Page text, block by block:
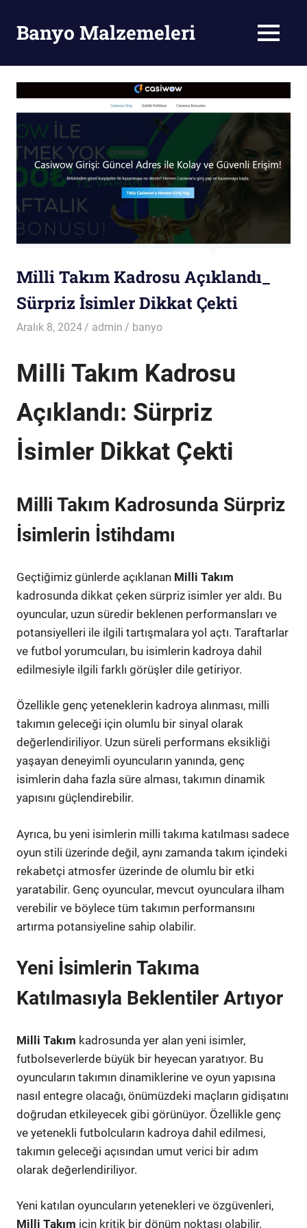
contentBanyo Malzemeleri MENU
Milli Takım Kadrosu Açıklandı_
Sürpriz İsimler Dikkat Çekti
Aralık 8, 2024 admin banyo
Milli Takım Kadrosu
Açıklandı: Sürpriz
İsimler Dikkat Çekti
Milli Takım Kadrosunda Sürpriz
İsimlerin İstihdamı
Geçtiğimiz günlerde açıklanan Milli Takım
kadrosunda dikkat çeken sürpriz isimler yer aldı. Bu
oyuncular, uzun süredir beklenen performansları ve
potansiyelleri ile ilgili tartışmalara yol açtı. Taraftarlar
ve futbol yorumcuları, bu isimlerin kadroya dahil
edilmesiyle ilgili farklı görüşler dile getiriyor.
Özellikle genç yeteneklerin kadroya alınması, milli
takımın geleceği için olumlu bir sinyal olarak
değerlendiriliyor. Uzun süreli performans eksikliği
yaşayan deneyimli oyuncuların yanında, genç
isimlerin daha fazla süre alması, takımın dinamik
yapısını güçlendirebilir.
Ayrıca, bu yeni isimlerin milli takıma katılması sadece
oyun stili üzerinde değil, aynı zamanda takım içindeki
rekabetçi atmosfer üzerinde de olumlu bir etki
yaratabilir. Genç oyuncular, mevcut oyunculara ilham
verebilir ve böylece tüm takımın performansını
artırma potansiyeline sahip olabilir.
Yeni İsimlerin Takıma
Katılmasıyla Beklentiler Artıyor
Milli Takım kadrosunda yer alan yeni isimler,
futbolseverlerde büyük bir heyecan yaratıyor. Bu
oyuncuların takımın dinamiklerine ve oyun yapısına
nasıl entegre olacağı, önümüzdeki maçların gidişatını
doğrudan etkileyecek gibi görünüyor. Özellikle genç
ve yetenekli futbolcuların kadroya dahil edilmesi,
takımın geleceği açısından umut verici bir adım
olarak değerlendiriliyor.
Yeni katılan oyuncuların yetenekleri ve özgüvenleri,
Milli Takım için kritik bir dönüm noktası olabilir.